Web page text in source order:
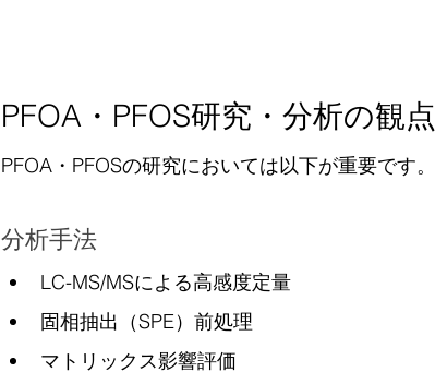
PFOA・PFOS研究・分析の観点
PFOA・PFOSの研究においては以下が重要です。
分析手法
LC-MS/MSによる高感度定量
固相抽出（SPE）前処理
マトリックス影響評価